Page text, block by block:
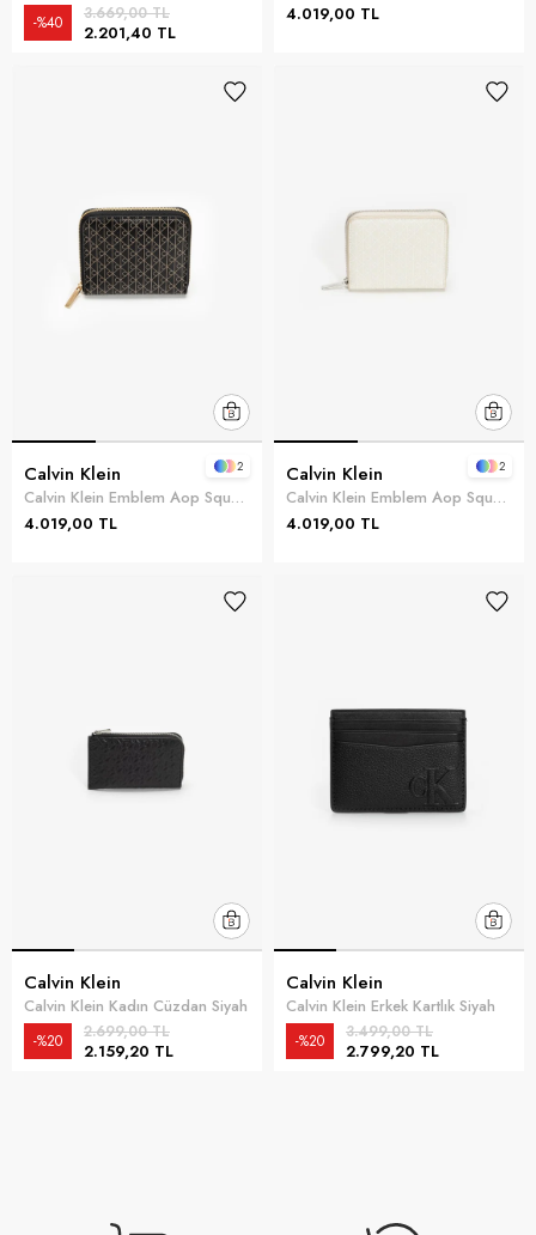
2.201,40 TL
3.669,00 TL
%40
4.019,00 TL
Calvin Klein
Calvin Klein Emblem Aop Square Zip Around Kadın Cüzdan Siyah
4.019,00 TL
2 Calvin Klein
Calvin Klein Emblem Aop Square Zip Around Kadın Cüzdan
4.019,00 TL
2
Calvin Klein
Calvin Klein Kadın Cüzdan Siyah
2.159,20 TL
2.699,00 TL
%20
Calvin Klein
Calvin Klein Erkek Kartlık Siyah
2.799,20 TL
3.499,00 TL
%20